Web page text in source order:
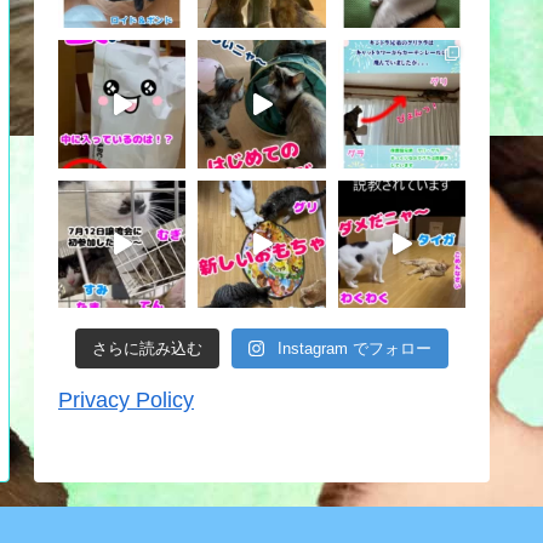
さらに読み込む Instagram でフォロー
Privacy Policy